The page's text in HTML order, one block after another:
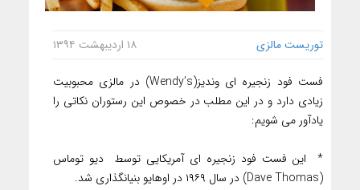
توریست مالزی ۱۸ اردیبهشت ۱۳۹۴
فست فود زنجیره ای وندیز(Wendy’s) در مالزی محبوبیت
زیادی دارد و در این مطلب در خصوص این رستوران نکاتی را
یادآور می شویم:
* این فست فود زنجیره ای آمریکایی توسط دیو توماس
(Dave Thomas) در سال ۱۹۶۹ در اوهایو بنیانگذاری شد.